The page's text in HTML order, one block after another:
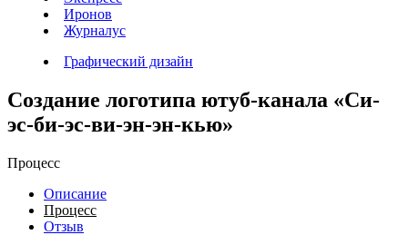
Иронов
Журналус
Графический дизайн
Создание логотипа ютуб-канала «Си-
эс-би-эс-ви-эн-эн-кью»
Процесс
Описание
Процесс
Отзыв